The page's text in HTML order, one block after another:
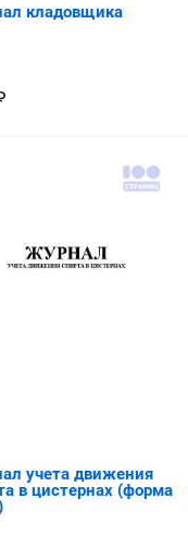
кладовщика
учета движения
в цистернах (форма